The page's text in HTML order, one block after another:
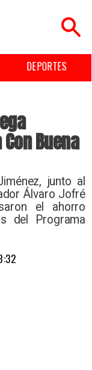
DEPORTES
Buena
junto al
Álvaro Jofré
el ahorro
del Programa